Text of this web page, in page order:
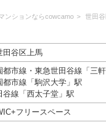
ンションならcowcamo 世田谷
田谷区上馬
都市線・東急世田谷線「三
都市線「駒沢大学」駅
谷線「西太子堂」駅
フリースペース